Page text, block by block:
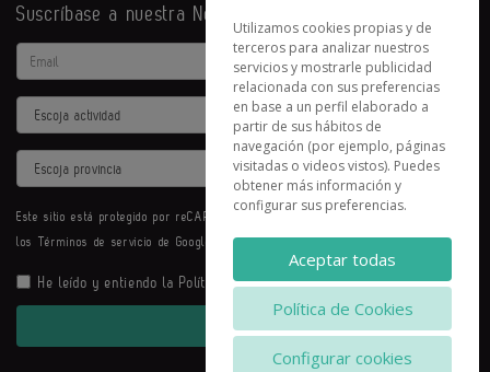
Suscríbase a nuestra Newsletter
Email
Actividad
Provincia
Este sitio está protegido por reCAPTCHA y se aplican la
los Términos de servicio de Google.
He leído y entiendo la Política de Privacidad
Enviar
Utilizamos cookies propias y de
terceros para analizar nuestros
servicios y mostrarle publicidad
relacionada con sus preferencias
en base a un perfil elaborado a
partir de sus hábitos de
navegación (por ejemplo, páginas
visitadas o videos vistos). Puedes
obtener más información y
configurar sus preferencias.
Aceptar todas
Política de Cookies
Configurar cookies